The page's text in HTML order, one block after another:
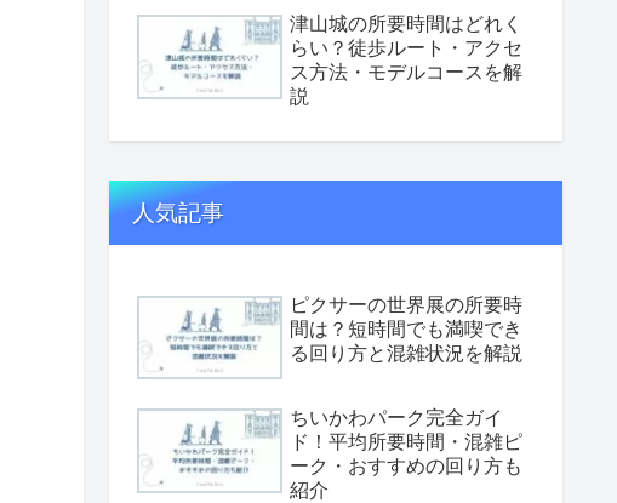
津山城の所要時間はどれく
らい？徒歩ルート・アクセ
ス方法・モデルコースを解
説
人気記事
ピクサーの世界展の所要時
間は？短時間でも満喫でき
る回り方と混雑状況を解説
ちいかわパーク完全ガイ
ド！平均所要時間・混雑ピ
ーク・おすすめの回り方も
紹介